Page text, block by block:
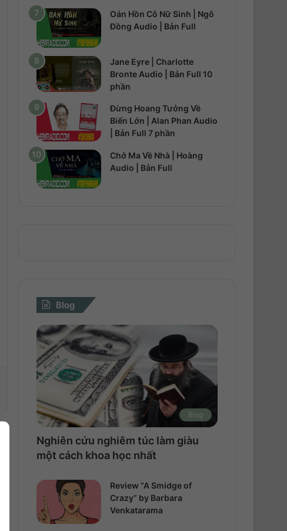
Oán Hồn Cô Nữ Sinh | Ngô
Đồng Audio | Bản Full
Jane Eyre | Charlotte
Bronte Audio | Bản Full 10
phần
Đừng Hoang Tưởng Về
Biển Lớn | Alan Phan Audio
| Bản Full 7 phần
Chở Ma Về Nhà | Hoàng
Audio | Bản Full
Blog
Blog
Nghiên cứu nghiêm túc làm giàu
một cách khoa học nhất
Review “A Smidge of
Crazy” by Barbara
Venkatarama